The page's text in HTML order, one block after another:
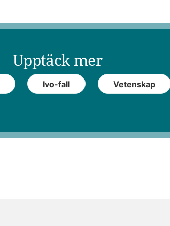
Upptäck mer
Ivo-fall Vetenskap